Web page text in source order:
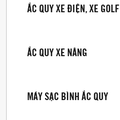
ẮC QUY XE ĐIỆN, XE GOLF
ẮC QUY XE NÂNG
MÁY SẠC BÌNH ẮC QUY